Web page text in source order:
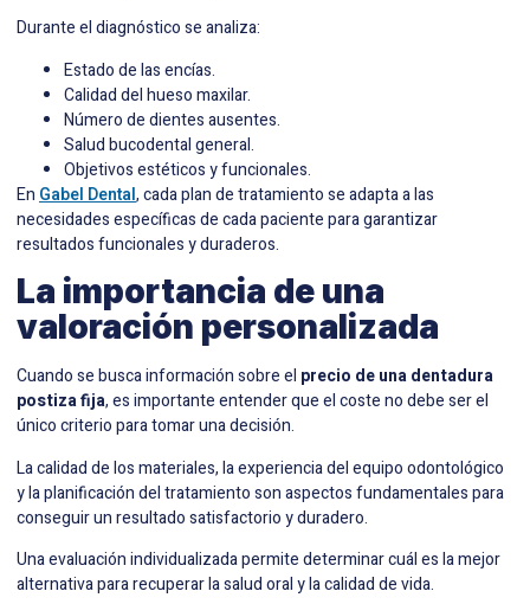
Durante el diagnóstico se analiza:
Estado de las encías.
Calidad del hueso maxilar.
Número de dientes ausentes.
Salud bucodental general.
Objetivos estéticos y funcionales.
En Gabel Dental, cada plan de tratamiento se adapta a las
necesidades específicas de cada paciente para garantizar
resultados funcionales y duraderos.
La importancia de una
valoración personalizada
Cuando se busca información sobre el precio de una dentadura
postiza fija, es importante entender que el coste no debe ser el
único criterio para tomar una decisión.
La calidad de los materiales, la experiencia del equipo odontológico
y la planificación del tratamiento son aspectos fundamentales para
conseguir un resultado satisfactorio y duradero.
Una evaluación individualizada permite determinar cuál es la mejor
alternativa para recuperar la salud oral y la calidad de vida.